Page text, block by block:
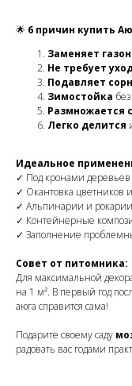
🌟 6 причин купить
Заменяет газон
Не требует
Подавляет
Зимостойка
Размножается
Легко делится
Идеальное
✓ Под кронами деревьев
✓ Окантовка цветников
✓ Альпинарии и рокарии
✓ Контейнерные
✓ Заполнение
Совет от питомника:
Для максимальной
на 1 м². В первый год
аюга справится сама!
Подарите своему саду
радовать вас годами